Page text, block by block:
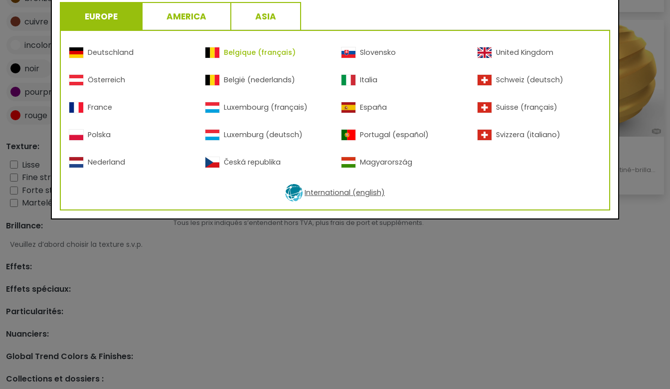
cuivre gris
incolore
noir
pourpre
rouge vert
Texture:
Lisse
Fine structure
Forte structure
Martelé
Brillance:
Veuillez d’abord choisir la texture s.v.p.
Effets:
Effets spéciaux:
Particularités:
Nuanciers:
Global Trend Colors & Finishes:
Collections et dossiers :
Mica 4601
Métallisé - lisse
RAL 7016 Gris anthracite
Satiné-brillant
Tous les prix indiqués s’entendent hors TVA, plus frais de port et suppléments.
EUROPE AMERICA ASIA
Deutschland
Österreich
France
Polska
Nederland
Belgique (français)
België (nederlands)
Luxembourg (français)
Luxemburg (deutsch)
Česká republika
Slovensko
Italia
España
Portugal (español)
Magyarország
United Kingdom
Schweiz (deutsch)
Suisse (français)
Svizzera (italiano)
International (english)